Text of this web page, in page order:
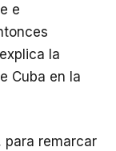
e
la
Cuba en la
para remarcar